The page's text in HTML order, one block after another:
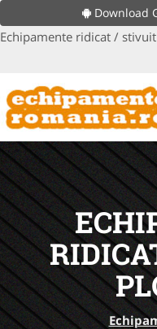
Download
Echipamente ridicat /